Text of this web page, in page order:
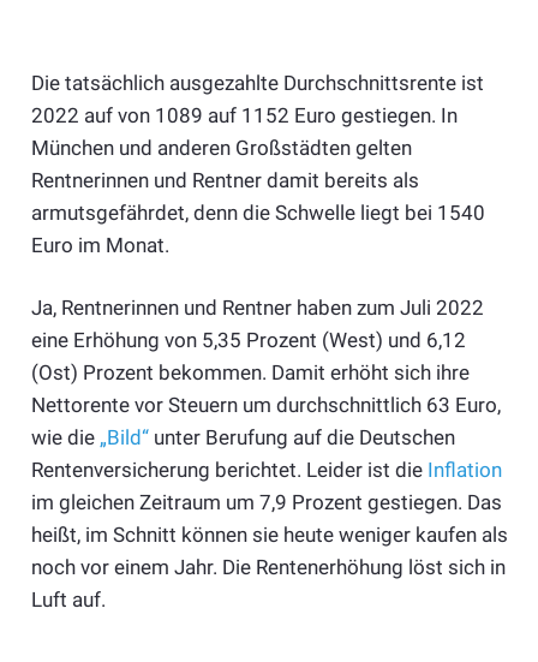
Die tatsächlich ausgezahlte Durchschnittsrente ist
2022 auf von 1089 auf 1152 Euro gestiegen. In
München und anderen Großstädten gelten
Rentnerinnen und Rentner damit bereits als
armutsgefährdet, denn die Schwelle liegt bei 1540
Euro im Monat.
Ja, Rentnerinnen und Rentner haben zum Juli 2022
eine Erhöhung von 5,35 Prozent (West) und 6,12
(Ost) Prozent bekommen. Damit erhöht sich ihre
Nettorente vor Steuern um durchschnittlich 63 Euro,
wie die „Bild“unter Berufung auf die Deutschen
Rentenversicherung berichtet. Leider ist die Inflation
im gleichen Zeitraum um 7,9 Prozent gestiegen. Das
heißt, im Schnitt können sie heute weniger kaufen als
noch vor einem Jahr. Die Rentenerhöhung löst sich in
Luft auf.